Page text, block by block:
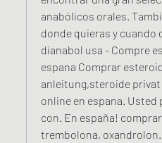
anabólicos orales.
donde quieras y cuando
dianabol usa - Compre
espana Comprar
anleitung,steroide
online en espana.
con. En españa!
trembolona,